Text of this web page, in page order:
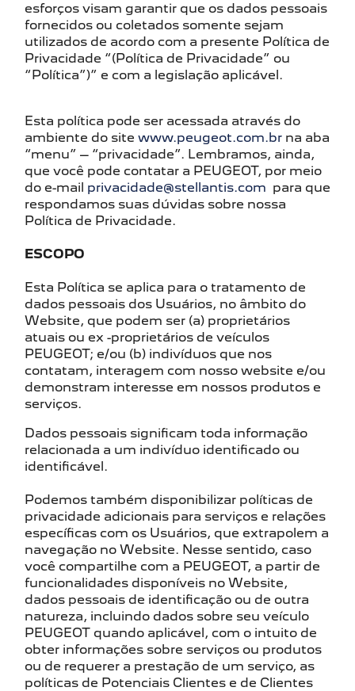
esforços visam garantir que os dados pessoais
fornecidos ou coletados somente sejam
utilizados de acordo com a presente Política de
Privacidade “(Política de Privacidade” ou
“Política”)” e com a legislação aplicável.
Esta política pode ser acessada através do
ambiente do site www.peugeot.com.br na aba
“menu” – “privacidade”. Lembramos, ainda,
que você pode contatar a PEUGEOT, por meio
do e-mail privacidade@stellantis.com para que
respondamos suas dúvidas sobre nossa
Política de Privacidade.
ESCOPO
Esta Política se aplica para o tratamento de
dados pessoais dos Usuários, no âmbito do
Website, que podem ser (a) proprietários
atuais ou ex -proprietários de veículos
PEUGEOT; e/ou (b) indivíduos que nos
contatam, interagem com nosso website e/ou
demonstram interesse em nossos produtos e
serviços.
Dados pessoais significam toda informação
relacionada a um indivíduo identificado ou
identificável.
Podemos também disponibilizar políticas de
privacidade adicionais para serviços e relações
específicas com os Usuários, que extrapolem a
navegação no Website. Nesse sentido, caso
você compartilhe com a PEUGEOT, a partir de
funcionalidades disponíveis no Website,
dados pessoais de identificação ou de outra
natureza, incluindo dados sobre seu veículo
PEUGEOT quando aplicável, com o intuito de
obter informações sobre serviços ou produtos
ou de requerer a prestação de um serviço, as
políticas de Potenciais Clientes e de Clientes